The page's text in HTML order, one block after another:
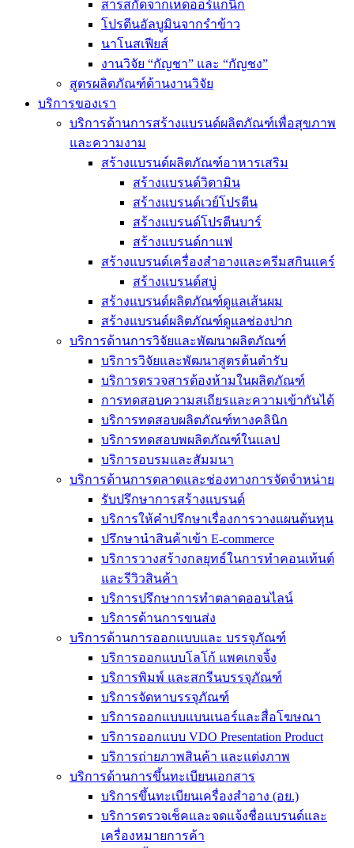
สารสกัดจากเห็ดออร์แกนิก
โปรตีนอัลบูมินจากรำข้าว
นาโนสเฟียส์
งานวิจัย “กัญชา” และ “กัญชง”
สูตรผลิตภัณฑ์ด้านงานวิจัย
บริการของเรา
บริการด้านการสร้างแบรนด์ผลิตภัณฑ์เพื่อสุขภาพ
และความงาม
สร้างแบรนด์ผลิตภัณฑ์อาหารเสริม
สร้างแบรนด์วิตามิน
สร้างแบรนด์เวย์โปรตีน
สร้างแบรนด์โปรตีนบาร์
สร้างแบรนด์กาแฟ
สร้างแบรนด์เครื่องสำอางและครีมสกินแคร์
สร้างแบรนด์สบู่
สร้างแบรนด์ผลิตภัณฑ์ดูแลเส้นผม
สร้างแบรนด์ผลิตภัณฑ์ดูแลช่องปาก
บริการด้านการวิจัยและพัฒนาผลิตภัณฑ์
บริการวิจัยและพัฒนาสูตรต้นตำรับ
บริการตรวจสารต้องห้ามในผลิตภัณฑ์
การทดสอบความสเถียรและความเข้ากันได้
บริการทดสอบผลิตภัณฑ์ทางคลินิก
บริการทดสอบพผลิตภัณฑ์ในแลป
บริการอบรมและสัมมนา
บริการด้านการตลาดและช่องทางการจัดจำหน่าย
รับปรึกษาการสร้างแบรนด์
บริการให้คำปรึกษาเรื่องการวางแผนต้นทุน
ปรึกษานำสินค้าเข้า E-commerce
บริการวางสร้างกลยุทธ์ในการทำคอนเท้นต์
และรีวิวสินค้า
บริการปรึกษาการทำตลาดออนไลน์
บริการด้านการขนส่ง
บริการด้านการออกแบบและ บรรจุภัณฑ์
บริการออกแบบโลโก้ แพคเกจจิ้ง
บริการพิมพ์ และสกรีนบรรจุภัณฑ์
บริการจัดหาบรรจุภัณฑ์
บริการออกแบบแบนเนอร์และสื่อโฆษณา
บริการออกแบบ VDO Presentation Product
บริการถ่ายภาพสินค้า และแต่งภาพ
บริการด้านการขึ้นทะเบียนเอกสาร
บริการขึ้นทะเบียนเครื่องสำอาง (อย.)
บริการตรวจเช็คและจดแจ้งชื่อแบรนด์และ
เครื่องหมายการค้า